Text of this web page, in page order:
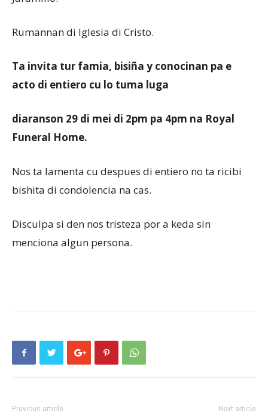
Rumannan di Iglesia di Cristo.
Ta invita tur famia, bisiña y conocinan pa e
acto di entiero cu lo tuma luga
diaranson 29 di mei di 2pm pa 4pm na Royal
Funeral Home.
Nos ta lamenta cu despues di entiero no ta ricibi
bishita di condolencia na cas.
Disculpa si den nos tristeza por a keda sin
menciona algun persona.
Previous article Next article